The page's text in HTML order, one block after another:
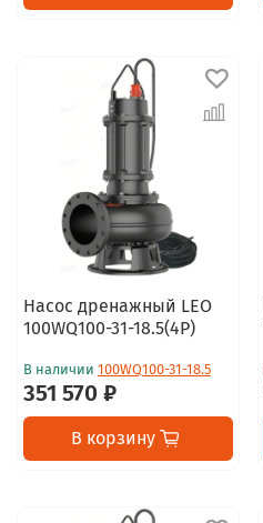
Насос дренажный LEO
100WQ100-31-18.5(4P)
В наличии 100WQ100-31-18.5
351 570 ₽
В корзину